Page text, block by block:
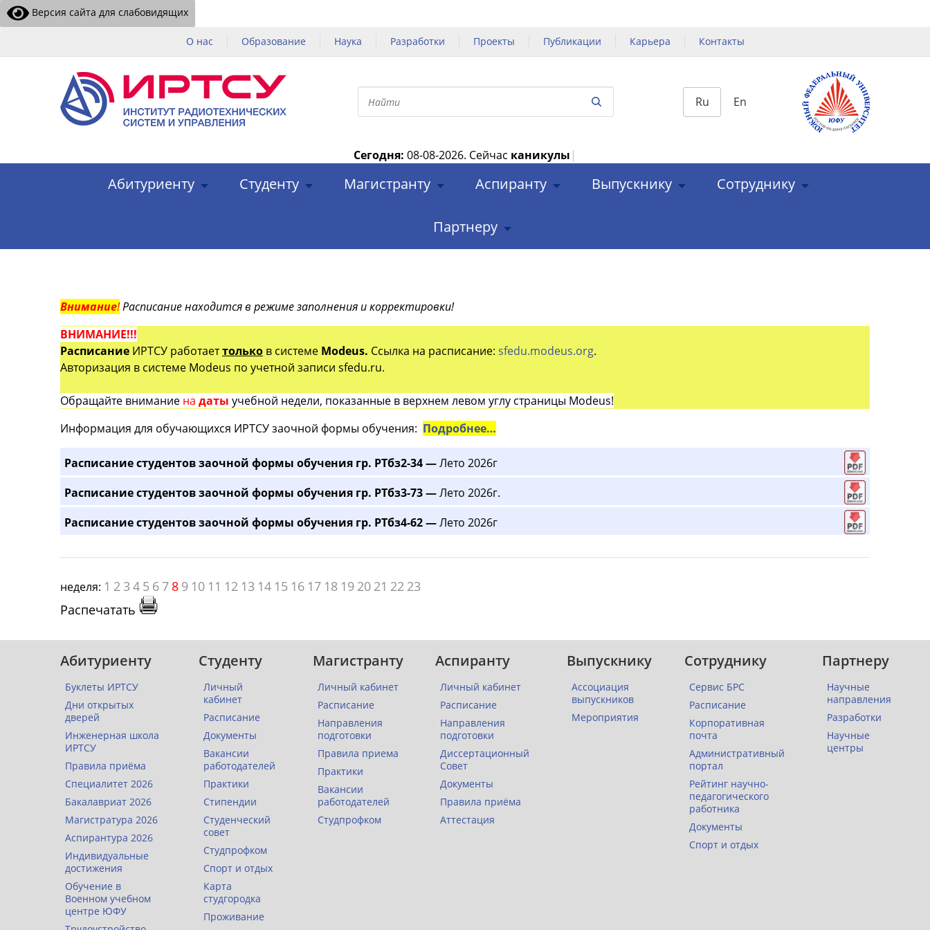
Версия сайта для слабовидящих
О нас Образование Наука Разработки Проекты Публикации Карьера Контакты
Ru En
Сегодня: 08-08-2026. Сейчас каникулы |
Абитуриенту Студенту Магистранту Аспиранту Выпускнику Сотруднику
Партнеру
Внимание!Расписание находится в режиме заполнения и корректировки!
ВНИМАНИЕ!!!
Расписание ИРТСУ работаеттолько в системе Modeus. Ссылка на расписание: sfedu.modeus.org.
Авторизация в системе Modeus по учетной записи sfedu.ru.
Обращайте внимание на даты учебной недели, показанные в верхнем левом углу страницы Modeus!
Информация для обучающихся ИРТСУ заочной формы обучения: Подробнее…
Расписание студентов заочной формы обучения гр. РТбз2-34 —Лето 2026г
Расписание студентов заочной формы обучения гр. РТбз3-73 —Лето 2026г.
Расписание студентов заочной формы обучения гр. РТбз4-62 —Лето 2026г
неделя: 1 2 3 4 5 6 7 8 9 10 11 12 13 14 15 16 17 18 19 20 21 22 23
Распечатать
Абитуриенту
Буклеты ИРТСУ
Дни открытых
дверей
Инженерная школа
ИРТСУ
Правила приёма
Специалитет 2026
Бакалавриат 2026
Магистратура 2026
Аспирантура 2026
Индивидуальные
достижения
Обучение в
Военном учебном
центре ЮФУ
Студенту
Личный
кабинет
Расписание
Документы
Вакансии
работодателей
Практики
Стипендии
Студенческий
совет
Студпрофком
Спорт и отдых
Карта
студгородка
Проживание
Магистранту
Личный кабинет
Расписание
Направления
подготовки
Правила приема
Практики
Вакансии
работодателей
Студпрофком
Аспиранту
Личный кабинет
Расписание
Направления
подготовки
Диссертационный
Совет
Документы
Правила приёма
Аттестация
Выпускнику
Ассоциация
выпускников
Мероприятия
Сотруднику
Сервис БРС
Расписание
Корпоративная
почта
Административный
портал
Рейтинг научно-
педагогического
работника
Документы
Спорт и отдых
Партнеру
Научные
направления
Разработки
Научные
центры